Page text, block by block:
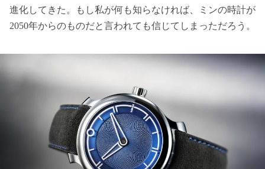
進化してきた。もし私が何も知らなければ、ミンの時計が
2050年からのものだと言われても信じてしまっただろう。